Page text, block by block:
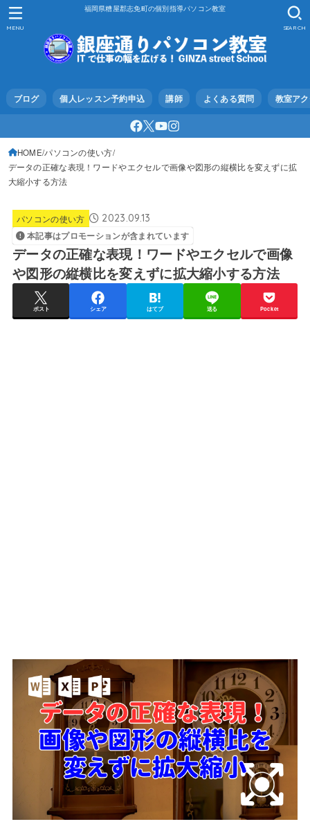
福岡県糟屋郡志免町の個別指導パソコン教室
ブログ 個人レッスン予約申込 講師 よくある質問 教室ア
SEARCH
MENU
HOME パソコンの使い方
データの正確な表現！ワードやエクセルで画像や図形の縦横比を変えずに拡
大縮小する方法
パソコンの使い方 2023.09.13
本記事はプロモーションが含まれています
データの正確な表現！ワードやエクセルで画像
や図形の縦横比を変えずに拡大縮小する方法
ポスト シェア はてブ 送る Pocket